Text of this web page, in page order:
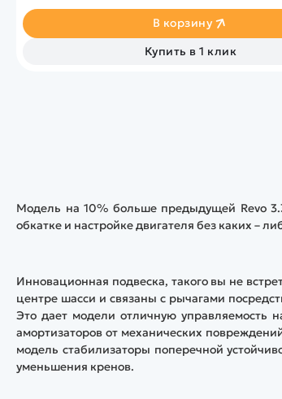
В корзину
Купить в 1 клик
Модель на 10% больше предыдущей Revo
обкатке и настройке двигателя без каких –
Инновационная подвеска, такого вы не
центре шасси и связаны с рычагами
Это дает модели отличную управляемость
амортизаторов от механических
модель стабилизаторы поперечной
уменьшения кренов.